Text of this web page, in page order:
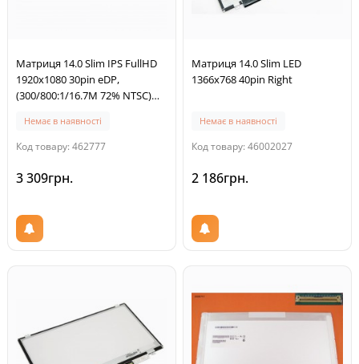
Матриця 14.0 Slim IPS FullHD
1920x1080 30pin eDP,
(300/800:1/16.7M 72% NTSC)
315*204*2.4мм, електроніка
220мм
Немає в наявності
Код товару: 462777
3 309грн.
Матриця 14.0 Slim LED
1366x768 40pin Right
Немає в наявності
Код товару: 46002027
2 186грн.